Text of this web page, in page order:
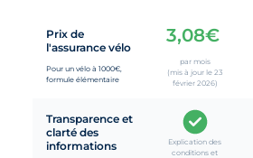
Prix de
l'assurance vélo
Pour un vélo à 1000€,
formule élémentaire
3,08€
par mois
(mis à jour le 23
février 2026)
Transparence et
clarté des
informations
Explication des
conditions et